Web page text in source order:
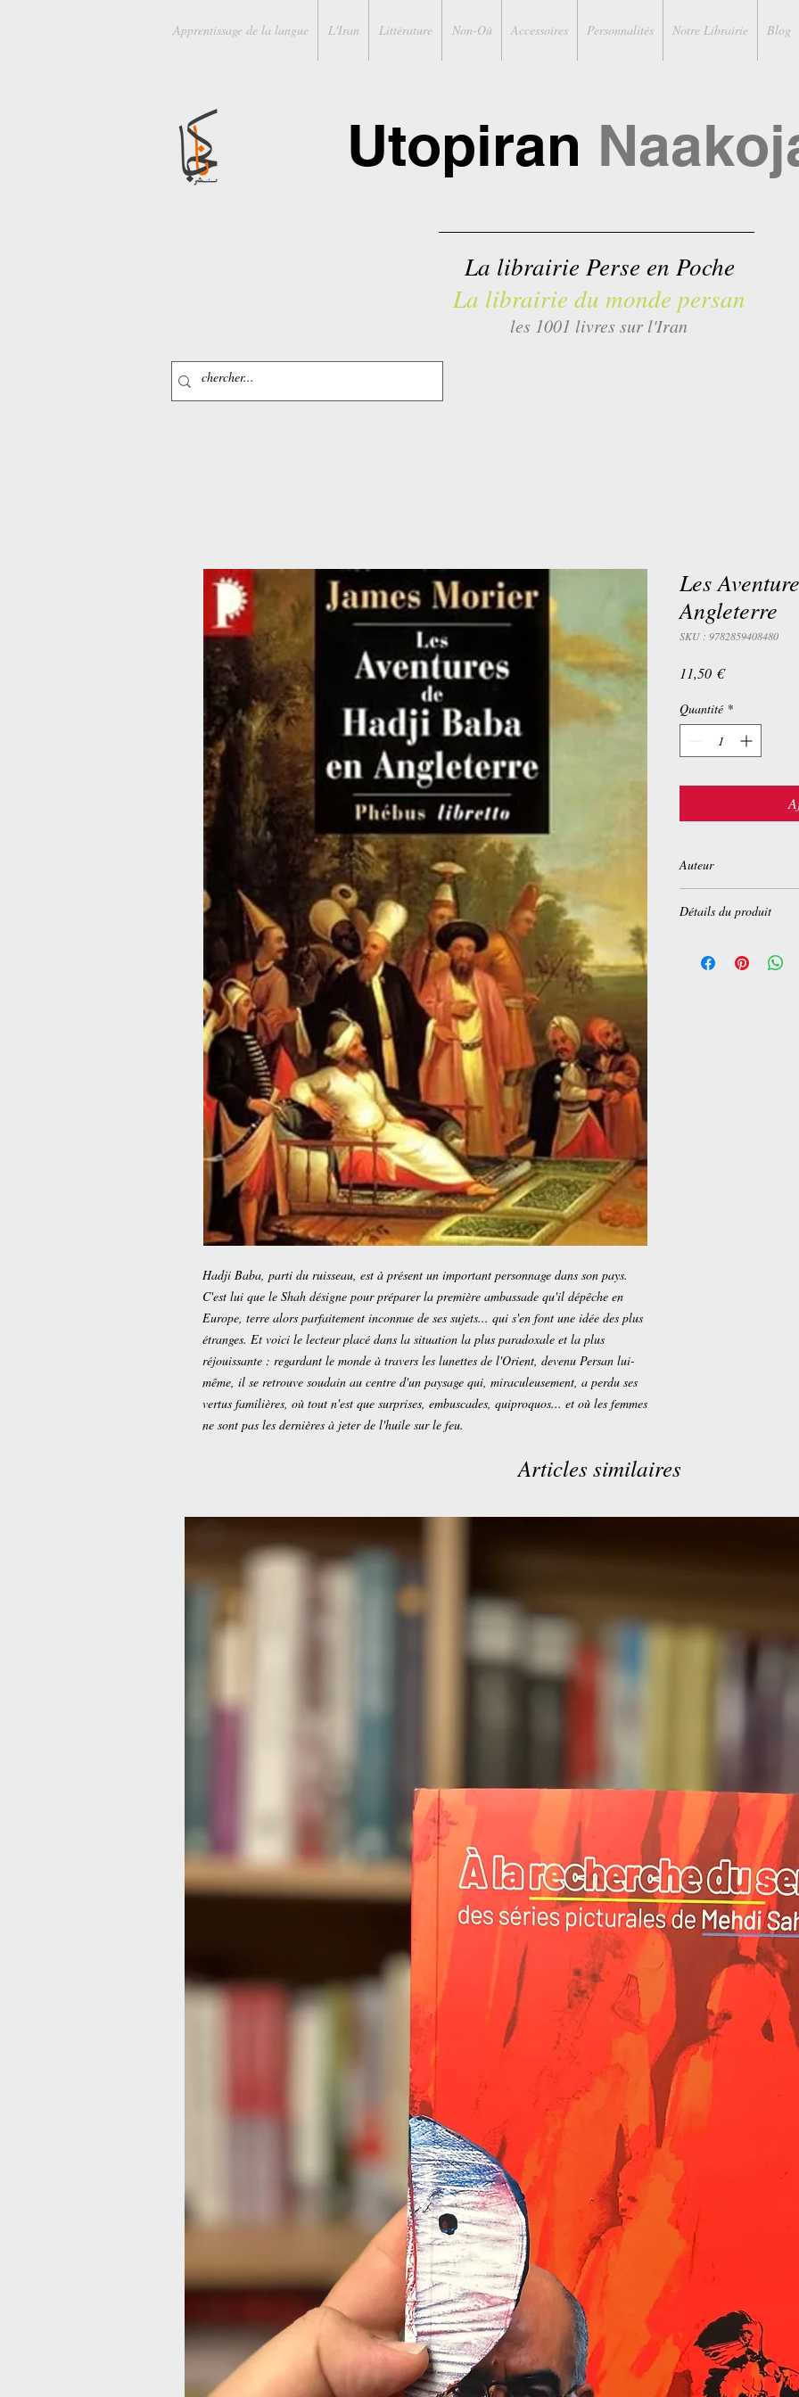
Apprentissage de la langue L'Iran Littérature Non-Où Accessoires Personnalités Notre Librairie Blog
Utopiran
La librairie Perse en Poche
La librairie du monde persan
les 1001 livres sur l'Iran
Hadji Baba, parti du ruisseau, est à présent un important personnage dans son pays.
C'est lui que le Shah désigne pour préparer la première ambassade qu'il dépêche en
Europe, terre alors parfaitement inconnue de ses sujets... qui s'en font une idée des plus
étranges. Et voici le lecteur placé dans la situation la plus paradoxale et la plus
réjouissante : regardant le monde à travers les lunettes de l'Orient, devenu Persan lui-
même, il se retrouve soudain au centre d'un paysage qui, miraculeusement, a perdu ses
vertus familières, où tout n'est que surprises, embuscades, quiproquos... et où les femmes
ne sont pas les dernières à jeter de l'huile sur le feu.
Les
Angleterre
SKU : 9782859408480
11,50 €Prix
Quantité *
Auteur
Détails du produit
Langue ‏ : ‎ Français
Articles similaires